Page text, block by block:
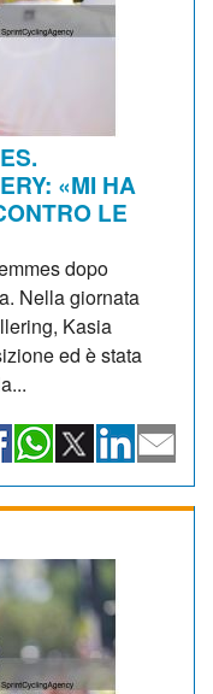
«MI HA
LE
dopo
Nella giornata
Kasia
ed è stata